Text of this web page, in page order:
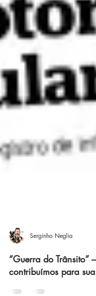
Serginho Neglia
“Guerra do Trânsito”
contribuímos para sua